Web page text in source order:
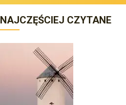
NAJCZĘŚCIEJ CZYTANE